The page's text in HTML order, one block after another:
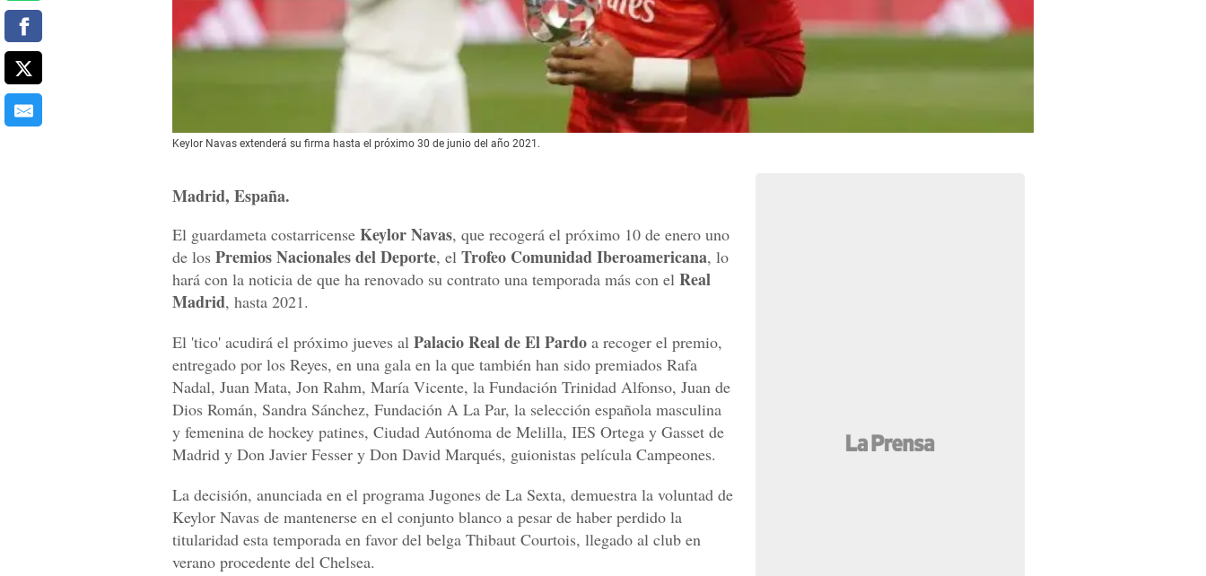
Keylor Navas extenderá su firma hasta el próximo 30 de junio del año 2021.
Madrid, España.
El guardameta costarricense Keylor Navas, que recogerá el próximo 10 de enero uno
de los Premios Nacionales del Deporte, el Trofeo Comunidad Iberoamericana, lo
hará con la noticia de que ha renovado su contrato una temporada más con el Real
Madrid, hasta 2021.
El 'tico' acudirá el próximo jueves al Palacio Real de El Pardo a recoger el premio,
entregado por los Reyes, en una gala en la que también han sido premiados Rafa
Nadal, Juan Mata, Jon Rahm, María Vicente, la Fundación Trinidad Alfonso, Juan de
Dios Román, Sandra Sánchez, Fundación A La Par, la selección española masculina
y femenina de hockey patines, Ciudad Autónoma de Melilla, IES Ortega y Gasset de
Madrid y Don Javier Fesser y Don David Marqués, guionistas película Campeones.
La decisión, anunciada en el programa Jugones de La Sexta, demuestra la voluntad de
Keylor Navas de mantenerse en el conjunto blanco a pesar de haber perdido la
titularidad esta temporada en favor del belga Thibaut Courtois, llegado al club en
verano procedente del Chelsea.